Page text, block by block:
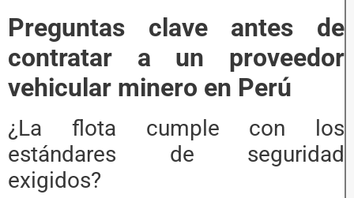
Preguntas clave antes de
contratar a un proveedor
vehicular minero en Perú
¿La flota cumple con los
estándares de seguridad
exigidos?